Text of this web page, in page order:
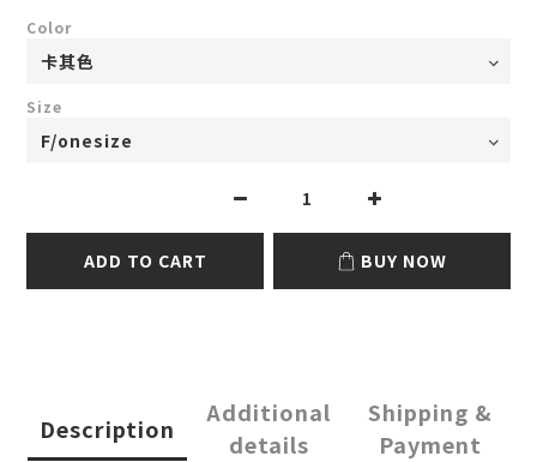
Color
Size
ADD TO CART BUY NOW
Description
Additional
details
Shipping &
Payment